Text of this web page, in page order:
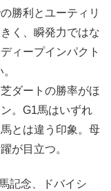
勝利とユーティリ
く、瞬発力ではな
ィープインパクト
ダートの勝率がほ
。G1馬はいずれ
とは違う印象。母
が目立つ。
記念、ドバイシ